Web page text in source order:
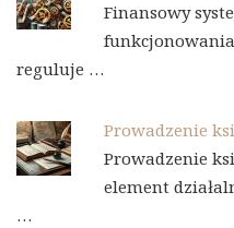
Finansowy
reguluje …
Prowadzenie
Prowadzenie
element
…